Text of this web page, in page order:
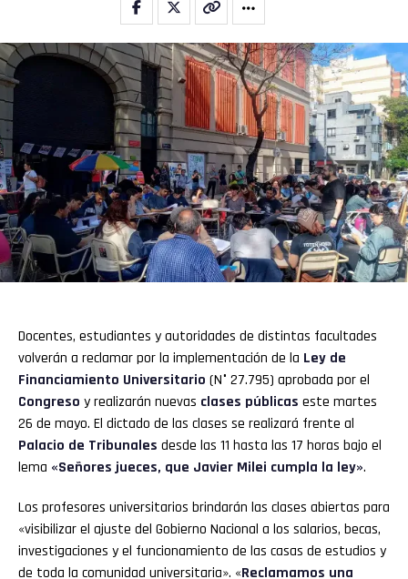
Docentes, estudiantes y autoridades de distintas facultades
volverán a reclamar por la implementación de la Ley de
Financiamiento Universitario (N° 27.795) aprobada por el
Congreso y realizarán nuevas clases públicas este martes
26 de mayo. El dictado de las clases se realizará frente al
Palacio de Tribunales desde las 11 hasta las 17 horas bajo el
lema «Señores jueces, que Javier Milei cumpla la ley».
Los profesores universitarios brindarán las clases abiertas para
«visibilizar el ajuste del Gobierno Nacional a los salarios, becas,
investigaciones y el funcionamiento de las casas de estudios y
de toda la comunidad universitaria». «Reclamamos una